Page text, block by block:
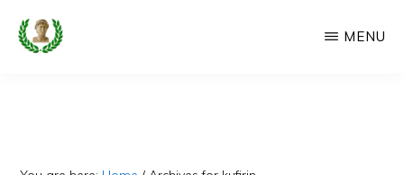
Skip
MENU